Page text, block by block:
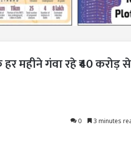
महीने गंवा रहे ₹40 करोड़ से
0 3 minutes